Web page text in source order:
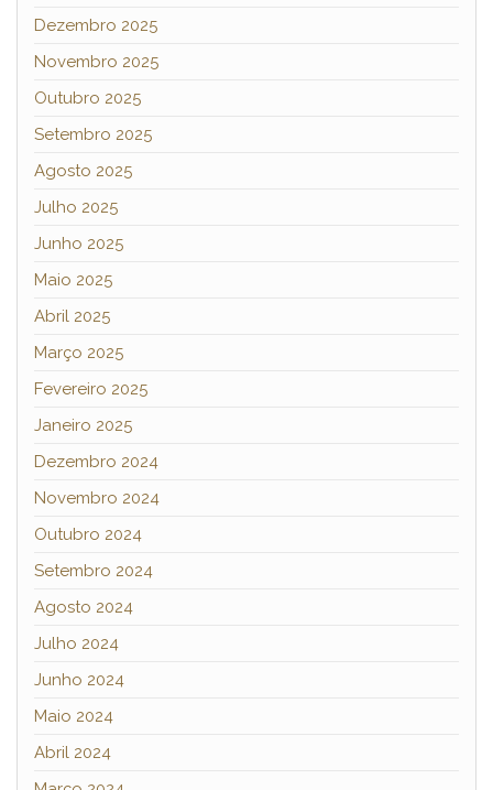
Dezembro 2025
Novembro 2025
Outubro 2025
Setembro 2025
Agosto 2025
Julho 2025
Junho 2025
Maio 2025
Abril 2025
Março 2025
Fevereiro 2025
Janeiro 2025
Dezembro 2024
Novembro 2024
Outubro 2024
Setembro 2024
Agosto 2024
Julho 2024
Junho 2024
Maio 2024
Abril 2024